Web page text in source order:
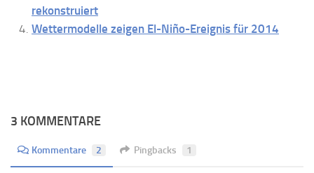
rekonstruiert
Wettermodelle zeigen El-Niño-Ereignis für 2014
3 KOMMENTARE
Kommentare 2 Pingbacks 1